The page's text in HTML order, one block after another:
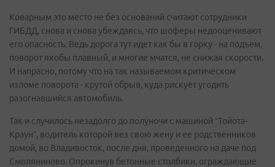
Коварным это место не без оснований считают сотрудники
ГИБДД, снова и снова убеждаясь, что шоферы недооценивают
его опасность. Ведь дорога тут идет как бы в горку - на подъем,
поворот якобы плавный, и многие мчатся, не снижая скорости.
И напрасно, потому что на так называемом критическом
изломе поворота - крутой обрыв, куда рискует угодить
разогнавшийся автомобиль.
Так и случилось незадолго до полуночи с машиной “Тойота-
Краун”, водитель которой вез свою жену и ее родственников
домой, во Владивосток, после дня, проведенного на даче под
Смоляниново. Опрокинув бетонные столбики, ограждающие